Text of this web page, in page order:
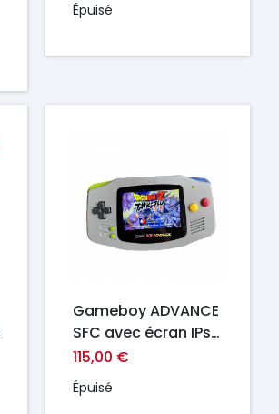
Épuisé
Gameboy ADVANCE
SFC avec écran IPs
Laminé
115,00 €
Épuisé